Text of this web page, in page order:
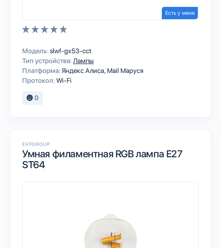
Есть у меня
Модель:slwf-gx53-cct
Тип устройства: Лампы
Платформа:Яндекс Алиса Mail Маруся
Протокол:Wi-Fi
0
EKFGROUP
Умная филаментная RGB лампа E27
ST64